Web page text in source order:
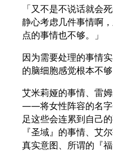
「又不是不说话就会
静心考虑几件事情啊
点的事情也不够。」
因为需要处理的事情
的脑细胞感觉根本不够
艾米莉娅的事情、雷
——将女性阵容的名字
足这些会连累到自己
『圣域』的事情、艾
真实意图、所谓的『